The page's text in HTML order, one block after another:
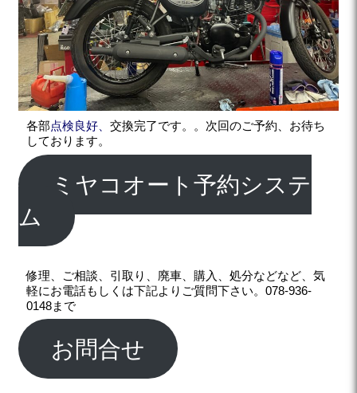
各部点検良好、交換完了です。。次回のご予約、お待ち
しております。
ミヤコオート予約システ
ム
修理、ご相談、引取り、廃車、購入、処分などなど、気
軽にお電話もしくは下記よりご質問下さい。078-936-
0148まで
お問合せ